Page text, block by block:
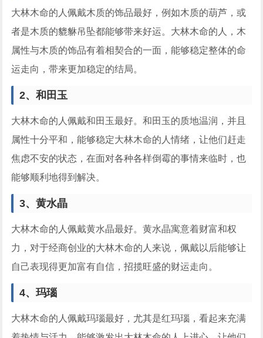
大林木命的人佩戴木质的饰品最好，例如木质的葫芦，或
者是木质的貔貅吊坠都能够带来好运。大林木命的人，木
属性与木质的饰品有着相契合的一面，能够稳定整体的命
运走向，带来更加稳定的结局。
2、和田玉
大林木命的人佩戴和田玉最好。和田玉的质地温润，并且
属性十分平和，能够稳定大林木命的人情绪，让他们赶走
焦虑不安的状态，在面对各种各样倒霉的事情来临时，也
能够顺利地得到解决。
3、黄水晶
大林木命的人佩戴黄水晶最好。黄水晶寓意着财富和权
力，对于经商创业的大林木命的人来说，佩戴以后能够让
自己表现得更加富有自信，招揽旺盛的财运走向。
4、玛瑙
大林木命的人佩戴玛瑙最好，尤其是红玛瑙，看起来充满